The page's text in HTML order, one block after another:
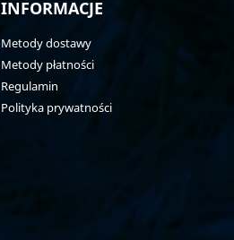
INFORMACJE
Metody dostawy
Metody płatności
Regulamin
Polityka prywatności